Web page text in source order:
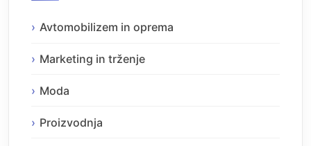
Avtomobilizem in oprema
Marketing in trženje
Moda
Proizvodnja